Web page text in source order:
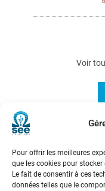
Pour offrir les meilleures
que les cookies pour
Le fait de consentir à ces
données telles que le
Voir